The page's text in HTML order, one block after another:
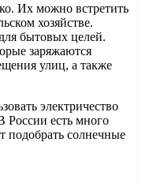
Их можно встретить
хозяйстве.
бытовых целей.
заряжаются
улиц, а также
электричество
России есть много
подобрать солнечные